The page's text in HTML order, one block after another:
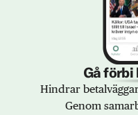
Gå förbi
Hindrar
Genom